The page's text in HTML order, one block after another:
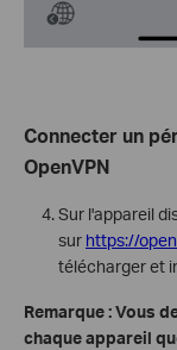
Connecter un
OpenVPN
Sur l'appareil
sur https://
télécharger et
Remarque : Vous
chaque appareil